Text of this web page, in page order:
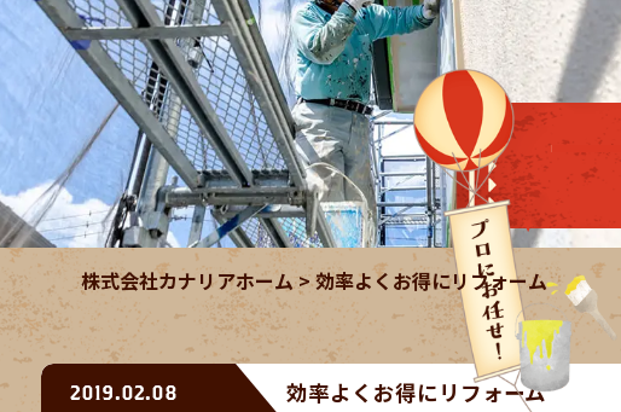
株式会社カナリアホーム>効率よくお得にリフォーム
2019.02.08 効率よくお得にリフォーム